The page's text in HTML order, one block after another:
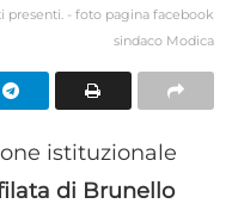
- foto pagina facebook
sindaco Modica
istituzionale
di Brunello